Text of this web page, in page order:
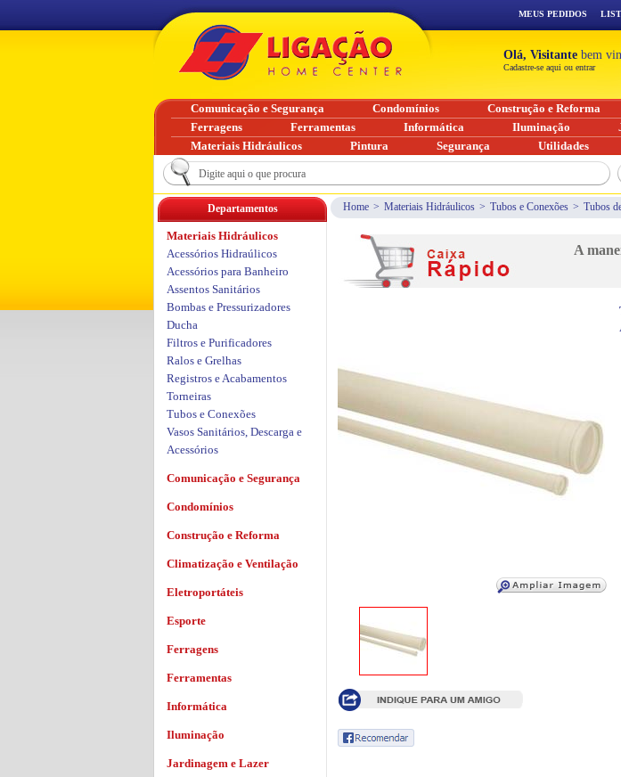
Home > Materiais Hidráulicos > Tubos e Conexões > Tubos
A
Departamentos
Materiais Hidráulicos
Acessórios Hidraúlicos
Acessórios para Banheiro
Assentos Sanitários
Bombas e Pressurizadores
Ducha
Filtros e Purificadores
Ralos e Grelhas
Registros e Acabamentos
Torneiras
Tubos e Conexões
Vasos Sanitários, Descarga e
Acessórios
Comunicação e Segurança
Condomínios
Construção e Reforma
Climatização e Ventilação
Eletroportáteis
Esporte
Ferragens
Ferramentas
Informática
Iluminação
Jardinagem e Lazer
MEUS PEDIDOS
Olá, Visitante bem
Cadastre-se aqui ou entrar
Comunicação e Segurança Condomínios Construção e Reforma
Ferragens
Ferramentas Informática Iluminação
Materiais Hidráulicos
Pintura Segurança Utilidades